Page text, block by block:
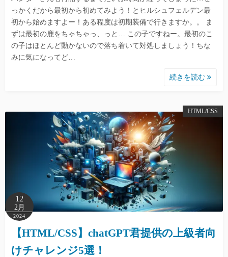
っかくだから最初から初めてみよう！とヒルシュフェルデン最
初から始めますよー！ある程度は初期装備で行きますか。。 ま
ずは最初の鹿をちゃちゃっ、っと… この子ですねー。最初のこ
の子はほとんど動かないので落ち着いて対処しましょう！ちな
みに気になってど…
続きを読む
HTML/CSS
12
2月
2024
【HTML/CSS】chatGPT君提供の上級者向
けチャレンジ5選！